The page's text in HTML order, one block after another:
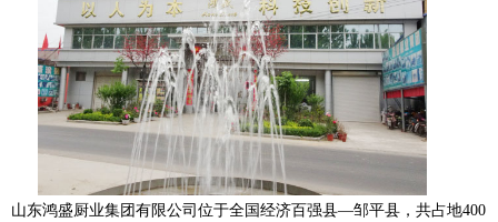
山东鸿盛厨业集团有限公司位于全国经济百强县—邹平县，共占地400